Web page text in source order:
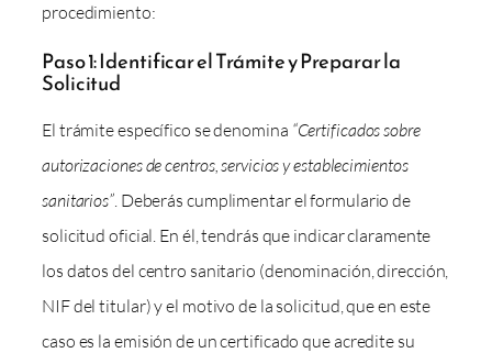
procedimiento:
Paso 1: Identificar el Trámite y Preparar la
Solicitud
El trámite específico se denomina “Certificados sobre
autorizaciones de centros, servicios y establecimientos
sanitarios”. Deberás cumplimentar el formulario de
solicitud oficial. En él, tendrás que indicar claramente
los datos del centro sanitario (denominación, dirección,
NIF del titular) y el motivo de la solicitud, que en este
caso es la emisión de un certificado que acredite su